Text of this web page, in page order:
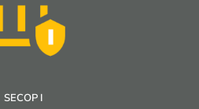
SECOP I